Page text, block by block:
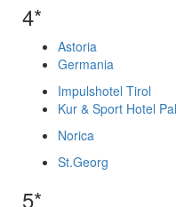
4*
Astoria
Germania
Impulshotel Tirol
Kur & Sport Hotel
Norica
St.Georg
5*